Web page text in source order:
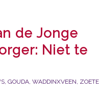
de Jonge
Niet te
, GOUDA, WADDINXVEEN,